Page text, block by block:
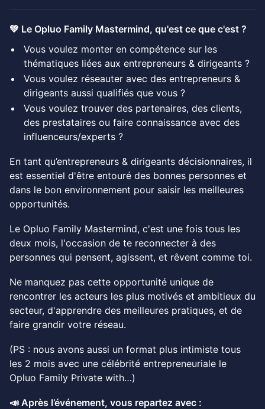
💚 Le Opluo Family Mastermind, qu'est ce que c'est ?
Vous voulez monter en compétence sur les
thématiques liées aux entrepreneurs & dirigeants ?
Vous voulez réseauter avec des entrepreneurs &
dirigeants aussi qualifiés que vous ?
Vous voulez trouver des partenaires, des clients,
des prestataires ou faire connaissance avec des
influenceurs/experts ?
En tant qu’entrepreneurs & dirigeants décisionnaires, il
est essentiel d'être entouré des bonnes personnes et
dans le bon environnement pour saisir les meilleures
opportunités.
Le Opluo Family Mastermind, c'est une fois tous les
deux mois, l'occasion de te reconnecter à des
personnes qui pensent, agissent, et rêvent comme toi.
Ne manquez pas cette opportunité unique de
rencontrer les acteurs les plus motivés et ambitieux du
secteur, d'apprendre des meilleures pratiques, et de
faire grandir votre réseau.
(PS : nous avons aussi un format plus intimiste tous
les 2 mois avec une célébrité entrepreneuriale le
Opluo Family Private with…)
📣 Après l’événement, vous repartez avec :